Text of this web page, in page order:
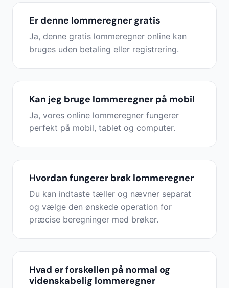
Er denne lommeregner gratis
Ja, denne gratis lommeregner online kan
bruges uden betaling eller registrering.
Kan jeg bruge lommeregner på mobil
Ja, vores online lommeregner fungerer
perfekt på mobil, tablet og computer.
Hvordan fungerer brøk lommeregner
Du kan indtaste tæller og nævner separat
og vælge den ønskede operation for
præcise beregninger med brøker.
Hvad er forskellen på normal og
videnskabelig lommeregner